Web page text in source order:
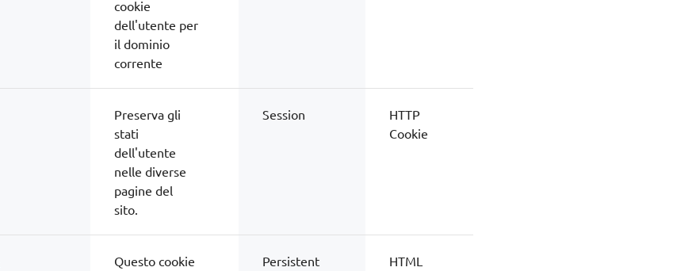
cookie
dell'utente per
il dominio
corrente
Preserva gli
stati
dell'utente
nelle diverse
pagine del
sito.
Session
HTTP
Cookie
Questo cookie
Persistent
HTML